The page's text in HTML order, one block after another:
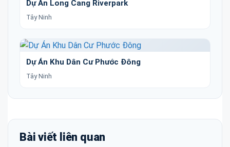
Dự Án Long Cang Riverpark
Tây Ninh
Dự Án Khu Dân Cư Phước Đông
Tây Ninh
Bài viết liên quan